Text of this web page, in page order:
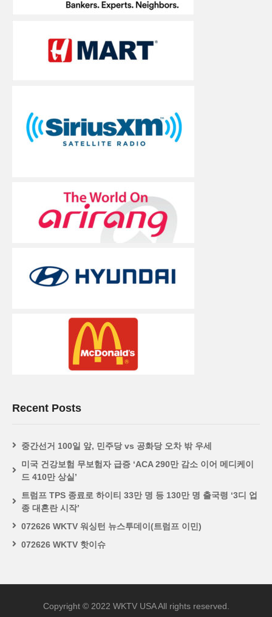
Recent Posts
중간선거 100일 앞, 민주당 vs 공화당 오차 밖 우세
미국 건강보험 무보험자 급증 ‘ACA 290만 감소 이어 메디케이
드 410만 상실’
트럼프 TPS 종료로 하이티 33만 명 등 130만 명 출국령 ‘3디 업
종 대혼란 시작’
072626 WKTV 워싱턴 뉴스투데이(트럼프 이민)
072626 WKTV 핫이슈
Copyright © 2022 WKTV USA All rights reserved.